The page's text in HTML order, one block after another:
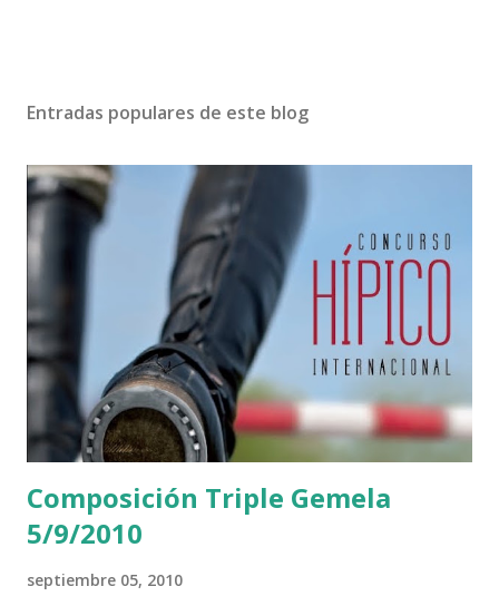
Entradas populares de este blog
Composición Triple Gemela
5/9/2010
septiembre 05, 2010